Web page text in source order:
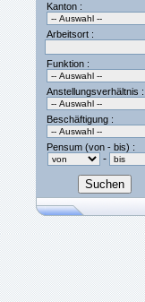
Kanton :
Arbeitsort :
Funktion :
Anstellungsverhältnis :
Beschäftigung :
Pensum (von - bis) :
-